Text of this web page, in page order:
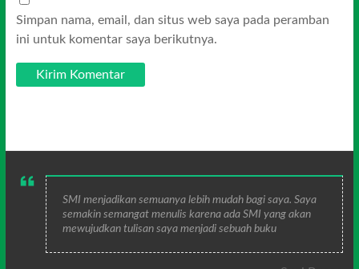
Simpan nama, email, dan situs web saya pada peramban
ini untuk komentar saya berikutnya.
SMI menjadikan semuanya lebih mudah bagi saya. Saya
semakin semangat menulis karena ada SMI yang akan
mewujudkan tulisan saya menjadi sebuah buku